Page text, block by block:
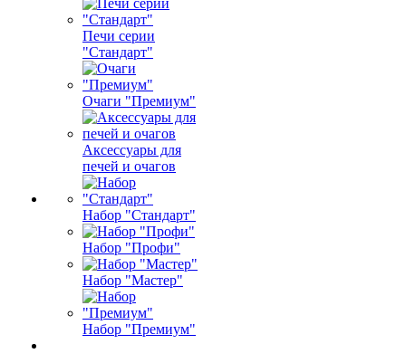
Печи серии
"Стандарт"
Очаги "Премиум"
Аксессуары для
печей и очагов
Набор "Стандарт"
Набор "Профи"
Набор "Мастер"
Набор "Премиум"